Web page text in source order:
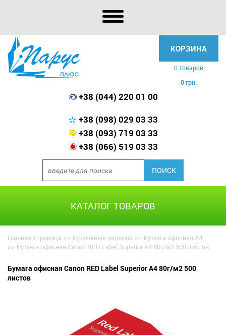
КОРЗИНА
0 товаров
0 грн.
+38 (044) 220 01 00
+38 (098) 029 03 33
+38 (093) 719 03 33
+38 (066) 519 03 33
КАТАЛОГ ТОВАРОВ
Главная страница >> Бумажные изделия >> Бумага офисная А4
>> Бумага офисная Canon RED Label Superior A4 80г/м2 500 листов
Бумага офисная Canon RED Label Superior A4 80г/м2 500
листов